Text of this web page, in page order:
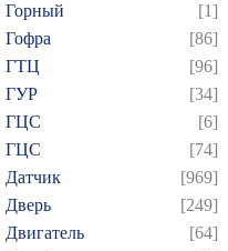
Горный
[1]
Гофра
[86]
ГТЦ
[96]
ГУР
[34]
ГЦC
[6]
ГЦС
[74]
Датчик
[969]
Дверь
[249]
Двигатель
[64]